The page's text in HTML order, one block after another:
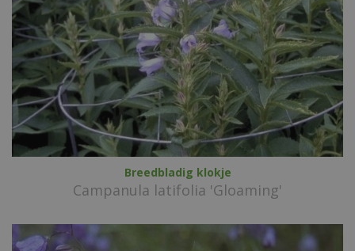
Breedbladig klokje
Campanula latifolia 'Gloaming'